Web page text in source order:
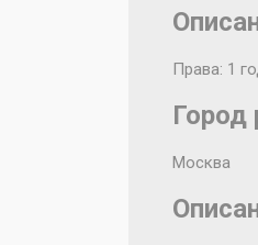
Права: 1
Город
Москва